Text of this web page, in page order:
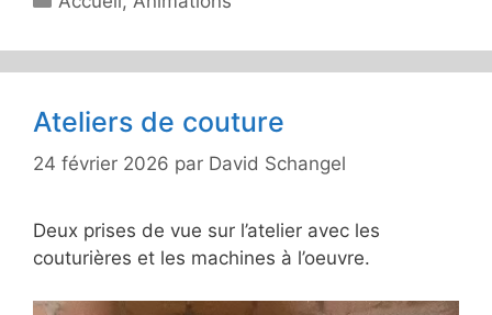
Ateliers de couture
24 février 2026 par David Schangel
Deux prises de vue sur l’atelier avec les
couturières et les machines à l’oeuvre.